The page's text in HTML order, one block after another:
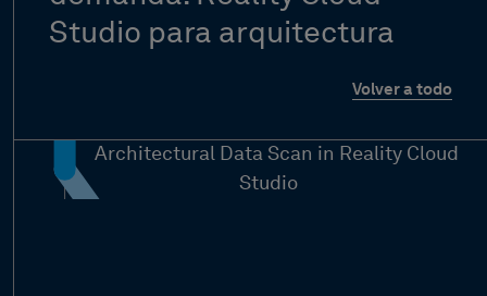
Studio para arquitectura
Volver a todo